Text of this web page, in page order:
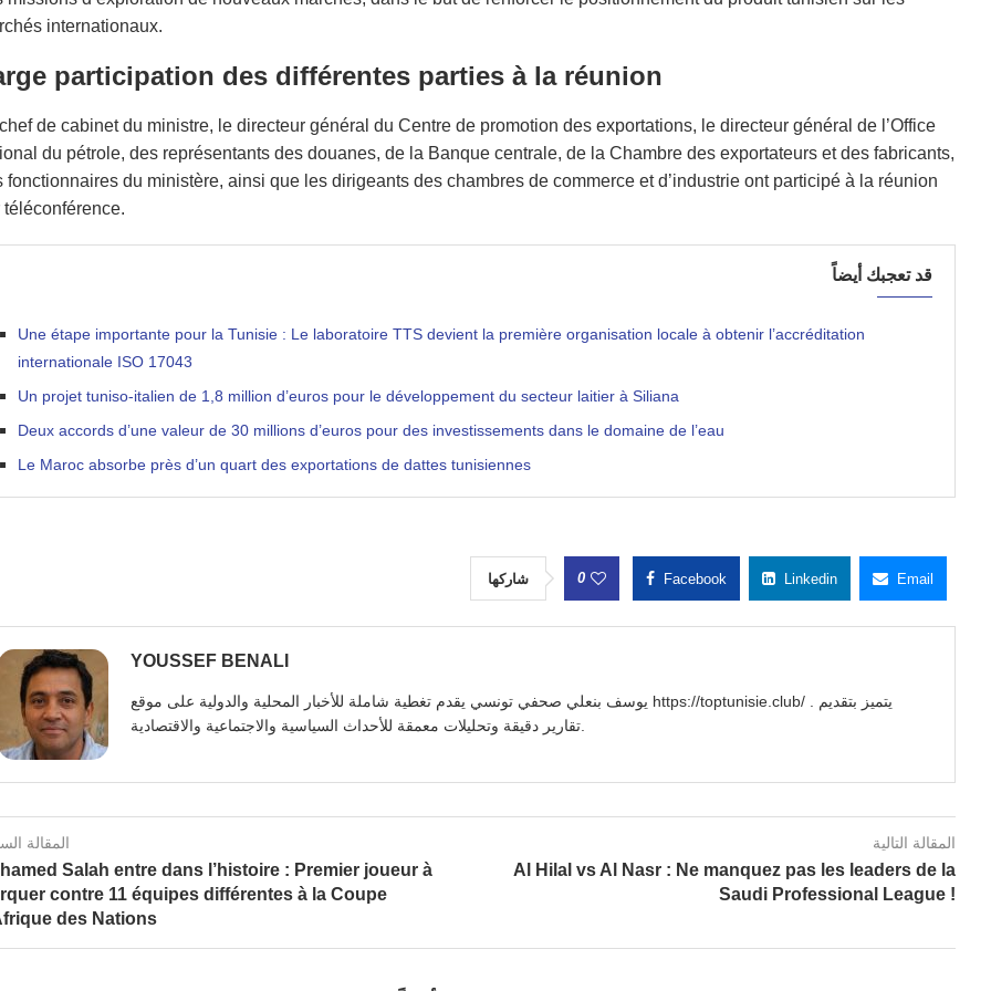
internationaux.
participation des différentes parties à la réunion
de cabinet du ministre, le directeur général du Centre de promotion des exportations, le directeur général de l’Office
du pétrole, des représentants des douanes, de la Banque centrale, de la Chambre des exportateurs et des fabricants,
fonctionnaires du ministère, ainsi que les dirigeants des chambres de commerce et d’industrie ont participé à la réunion
téléconférence.
قد تعجبك أيضاً
Une étape importante pour la Tunisie : Le laboratoire TTS devient la première organisation locale à obtenir l’accréditation
internationale ISO 17043
Un projet tuniso-italien de 1,8 million d’euros pour le développement du secteur laitier à Siliana
Deux accords d’une valeur de 30 millions d’euros pour des investissements dans le domaine de l’eau
Le Maroc absorbe près d’un quart des exportations de dattes tunisiennes
شاركها 0 Facebook Linkedin Email
YOUSSEF BENALI
يوسف بنعلي صحفي تونسي يقدم تغطية شاملة للأخبار المحلية والدولية على موقع https://toptunisie.club/ . يتميز بتقديم
تقارير دقيقة وتحليلات معمقة للأحداث السياسية والاجتماعية والاقتصادية.
المقالة
Salah entre dans l’histoire : Premier joueur à
contre 11 équipes différentes à la Coupe
des Nations
المقالة التالية
Al Hilal vs Al Nasr : Ne manquez pas les leaders de la
Saudi Professional League !